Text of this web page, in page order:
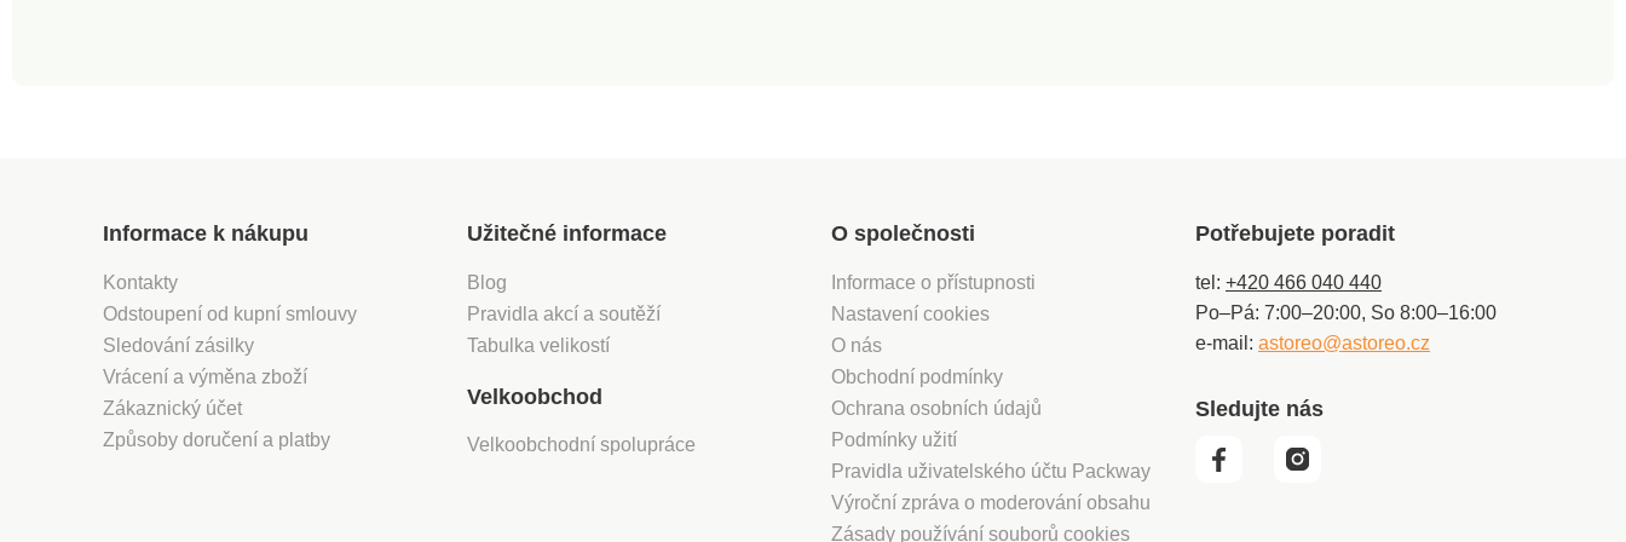
Informace k nákupu
Kontakty
Odstoupení od kupní smlouvy
Sledování zásilky
Vrácení a výměna zboží
Zákaznický účet
Způsoby doručení a platby
Užitečné informace
Blog
Pravidla akcí a soutěží
Tabulka velikostí
Velkoobchod
Velkoobchodní spolupráce
O společnosti
Informace o přístupnosti
Nastavení cookies
O nás
Obchodní podmínky
Ochrana osobních údajů
Podmínky užití
Pravidla uživatelského účtu Packway
Výroční zpráva o moderování obsahu
Zásady používání souborů cookies
Potřebujete poradit
tel: +420 466 040 440
Po–Pá: 7:00–20:00, So 8:00–16:00
e-mail: astoreo@astoreo.cz
Sledujte nás